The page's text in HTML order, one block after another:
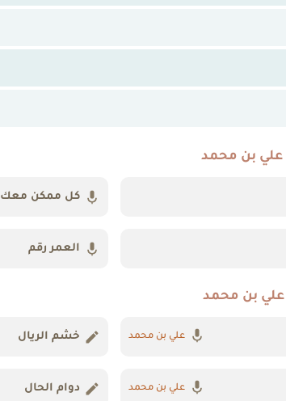
علي بن محمد
كل ممكن معك
العمر رقم
علي بن محمد
علي بن محمد خشم الريال
علي بن محمد دوام الحال